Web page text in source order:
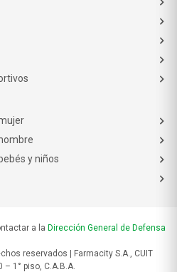
y niños
a la Dirección General de Defensa
reservados | Farmacity S.A., CUIT
– 1° piso, C.A.B.A.